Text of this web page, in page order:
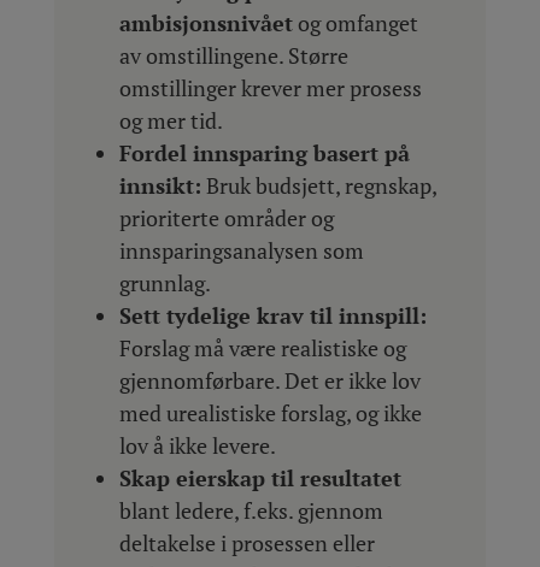
ambisjonsnivåetog omfanget
av omstillingene. Større
omstillinger krever mer prosess
og mer tid.
Fordel innsparing basert på
innsikt: Bruk budsjett, regnskap,
prioriterte områder og
innsparingsanalysen som
grunnlag.
Sett tydelige krav til innspill:
Forslag må være realistiske og
gjennomførbare. Det er ikke lov
med urealistiske forslag, og ikke
lov å ikke levere.
Skap eierskap til resultatet
blant ledere, f.eks. gjennom
deltakelse i prosessen eller